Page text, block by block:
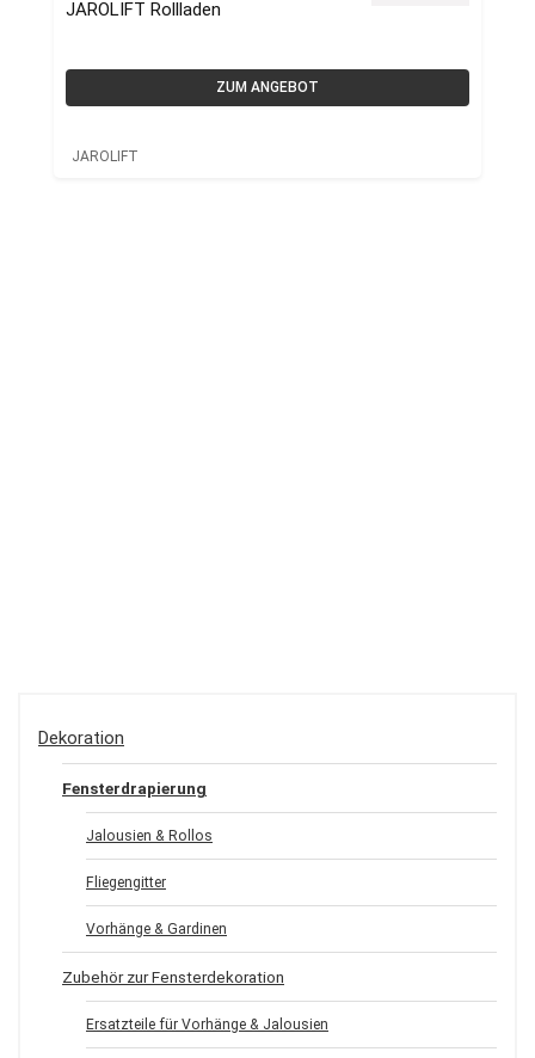
JAROLIFT Rollladen
ZUM ANGEBOT
JAROLIFT
Dekoration
Fensterdrapierung
Jalousien & Rollos
Fliegengitter
Vorhänge & Gardinen
Zubehör zur Fensterdekoration
Ersatzteile für Vorhänge & Jalousien